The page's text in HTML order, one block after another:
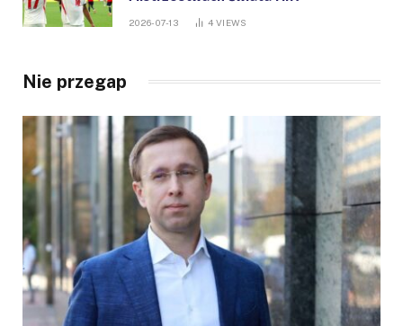
2026-07-13 4 VIEWS
Nie przegap